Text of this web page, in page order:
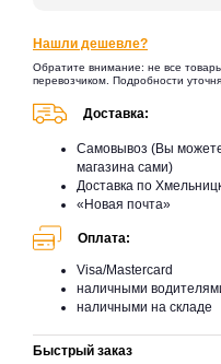
Нашли дешевле?
Обратите внимание: не все
перевозчиком. Подробности
Доставка:
Самовывоз (Вы
магазина сами)
Доставка по
«Новая почта»
Оплата:
Visa/Mastercard
наличными
наличными на складе
Быстрый заказ